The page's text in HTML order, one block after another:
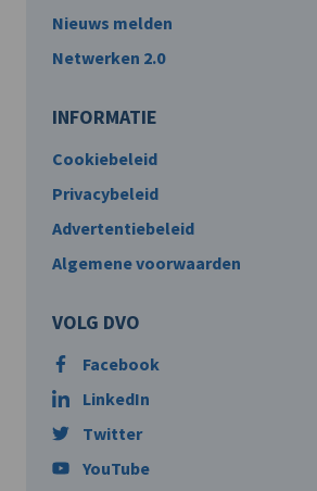
Nieuws melden
Netwerken 2.0
INFORMATIE
Cookiebeleid
Privacybeleid
Advertentiebeleid
Algemene voorwaarden
VOLG DVO
Facebook
LinkedIn
Twitter
YouTube